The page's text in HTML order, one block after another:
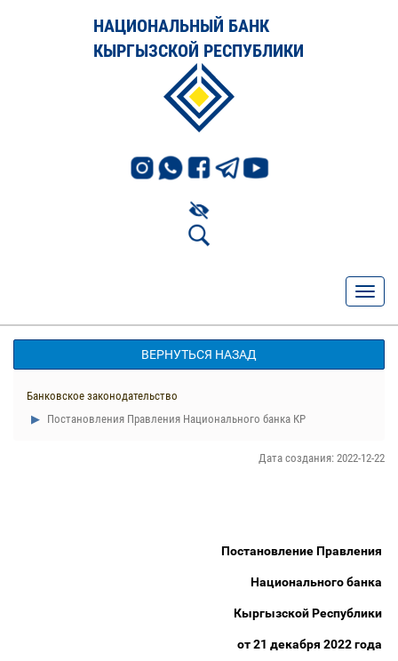
НАЦИОНАЛЬНЫЙ БАНК
КЫРГЫЗСКОЙ РЕСПУБЛИКИ
ВЕРНУТЬСЯ НАЗАД
Банковское законодательство
Постановления Правления Национального банка КР
Дата создания: 2022-12-22
Постановление Правления
Национального банка
Кыргызской Республики
от 21 декабря 2022 года